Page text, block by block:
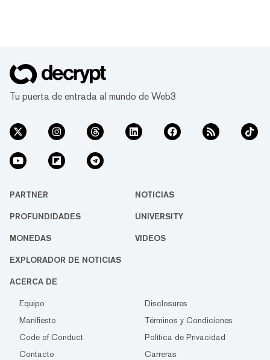
Tu puerta de entrada al mundo de Web3
PARTNER NOTICIAS
PROFUNDIDADES UNIVERSITY
MONEDAS VIDEOS
EXPLORADOR DE NOTICIAS
ACERCA DE
Equipo
Disclosures
Manifiesto
Términos y Condiciones
Code of Conduct
Política de Privacidad
Contacto
Carreras